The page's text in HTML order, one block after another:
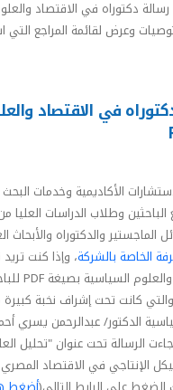
دكتوراه في الاقتصاد
وعرض لقائمة المراجع التي
في الاقتصاد
الأكاديمية وخدمات
الباحثين وطلاب الدراسات العليا
والدكتوراه والأبحاث
الخاصة بالشركة، وإذا كنت
السياسية بصيغةPDF
كانت تحت إشراف نخبة
الدكتور/ عبدالرحمن يسري
الرسالة تحت عنوان "تحليل
الإنتاجي في الاقتصاد